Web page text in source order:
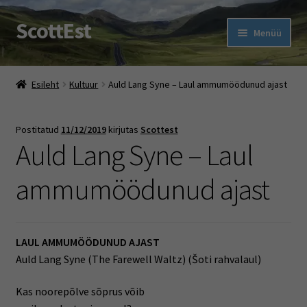
Liigu
navigeerimisele
Liigu
sisu
ScottEst Menüü
Pood
Ava
Rootsi keele kursused
Firmast
Esileht Kultuur Auld Lang Syne – Laul ammumöödunud ajast
Postitatud 11/12/2019 kirjutas Scottest
Auld Lang Syne – Laul
ammumöödunud ajast
LAUL AMMUMÖÖDUNUD AJAST
Auld Lang Syne (The Farewell Waltz) (Šoti rahvalaul)
Kas noorepõlve sõprus võib